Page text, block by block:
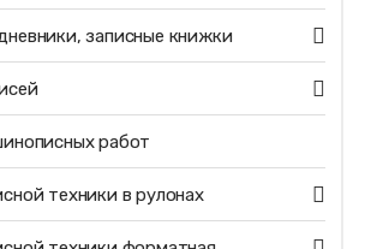
записные книжки
работ
техники в рулонах